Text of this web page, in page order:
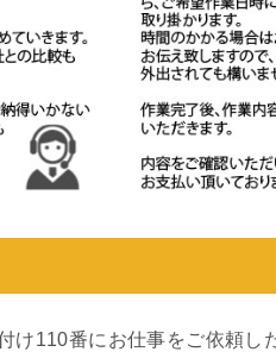
け110番にお仕事をご依頼し